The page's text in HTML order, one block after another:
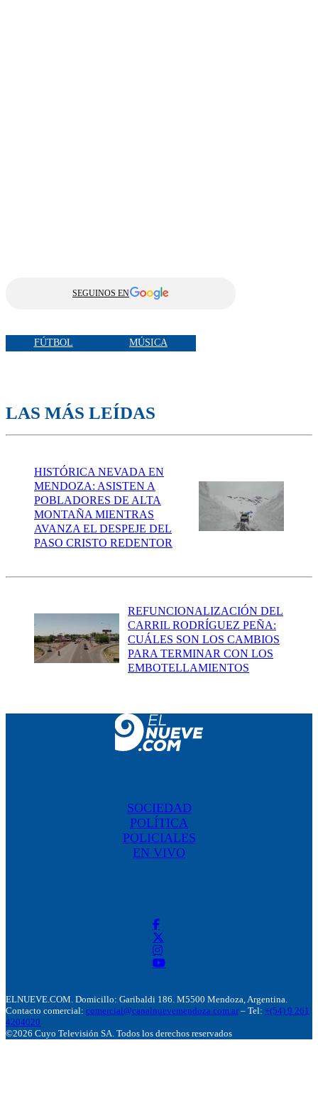
SEGUINOS EN
FÚTBOL MÚSICA
LAS MÁS LEÍDAS
HISTÓRICA NEVADA EN
MENDOZA: ASISTEN A
POBLADORES DE ALTA
MONTAÑA MIENTRAS
AVANZA EL DESPEJE DEL
PASO CRISTO REDENTOR
REFUNCIONALIZACIÓN DEL
CARRIL RODRÍGUEZ PEÑA:
CUÁLES SON LOS CAMBIOS
PARA TERMINAR CON LOS
EMBOTELLAMIENTOS
SOCIEDAD
POLÍTICA
POLICIALES
EN VIVO
ELNUEVE.COM. Domicillo: Garibaldi 186. M5500 Mendoza, Argentina.
Contacto comercial: comercial@canalnuevemendoza.com.ar – Tel: +(54) 9 261
4204020
©2026 Cuyo Televisión SA. Todos los derechos reservados